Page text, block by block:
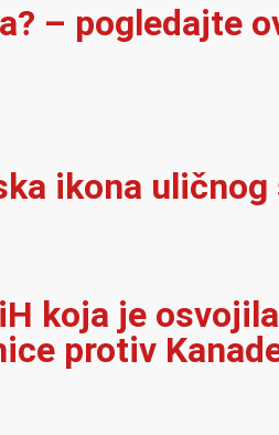
– pogledajte
ikona
koja je
protiv